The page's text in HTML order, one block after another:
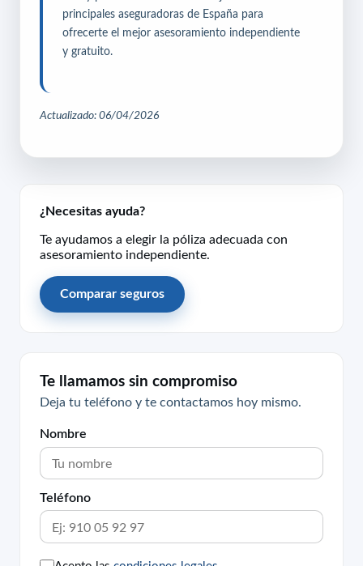
principales aseguradoras de España para
ofrecerte el mejor asesoramiento independiente
y gratuito.
Actualizado: 06/04/2026
¿Necesitas ayuda?
Te ayudamos a elegir la póliza adecuada con
asesoramiento independiente.
Comparar seguros
Te llamamos sin compromiso
Deja tu teléfono y te contactamos hoy mismo.
Nombre
Teléfono